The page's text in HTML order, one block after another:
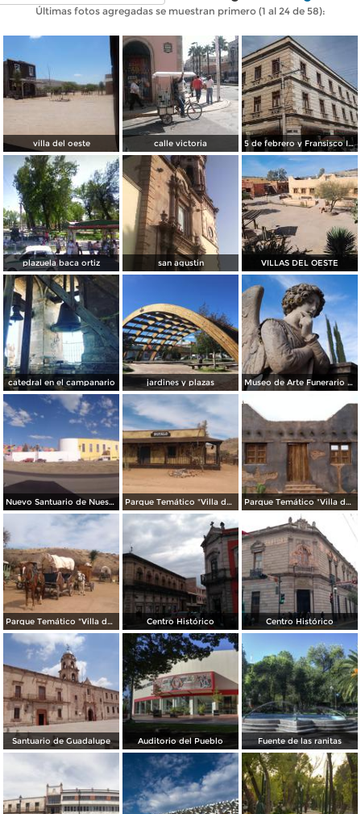
Últimas fotos agregadas se muestran primero (1 al 24 de 58):
villa del oeste calle victoria 5 de febrero y Fransisco I Madero
plazuela baca ortiz san agustin VILLAS DEL OESTE
catedral en el campanario jardines y plazas Museo de Arte Funerario Benigno Montoya: Ángel Apocalíptico
Nuevo Santuario de Nuestra Señora de Guadalupe Parque Temático "Villa del Oeste" Parque Temático "Villa del Oeste"
Parque Temático "Villa del Oeste" Centro Histórico Centro Histórico
Santuario de Guadalupe Auditorio del Pueblo Fuente de las ranitas